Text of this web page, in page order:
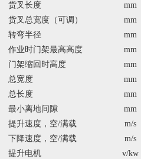
货叉长度
mm
货叉总宽度（可调）
mm
转弯半径
mm
作业时门架最高高度
mm
门架缩回时高度
mm
总宽度
mm
总长度
mm
最小离地间隙
mm
提升速度，空/满载
m/s
下降速度，空/满载
m/s
提升电机
v/kw